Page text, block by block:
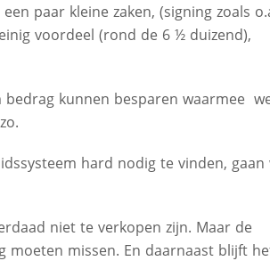
paar kleine zaken, (signing zoals
voordeel (rond de 6 ½ duizend),
kunnen besparen waarmee
hard nodig te vinden, gaan
niet te verkopen zijn. Maar de
moeten missen. En daarnaast blijft